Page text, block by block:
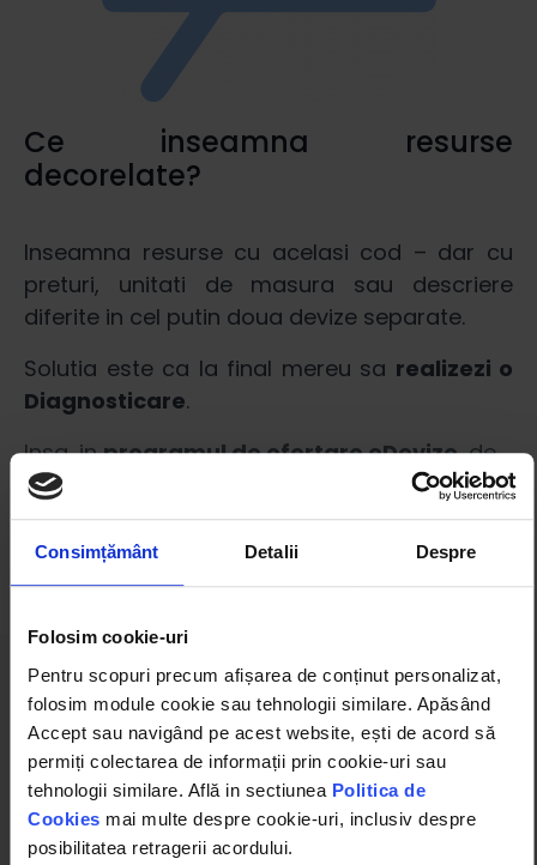
Consimțământ Detalii Despre
Folosim cookie-uri
Pentru scopuri precum afișarea de conținut personalizat,
folosim module cookie sau tehnologii similare. Apăsând
Accept sau navigând pe acest website, ești de acord să
permiți colectarea de informații prin cookie-uri sau
tehnologii similare. Află in sectiunea Politica de
Cookies mai multe despre cookie-uri, inclusiv despre
posibilitatea retragerii acordului.
Ce inseamna resurse
decorelate?
Inseamna resurse cu acelasi cod – dar cu
preturi, unitati de masura sau descriere
diferite in cel putin doua devize separate.
Solutia este ca la final mereu sa realizezi o
Diagnosticare.
Insa, inprogramul de ofertare eDevize, de
fiecare data cand exporti formularele esti
atentionat atunci cand ai resurse decorelate.
3
Exista cantitati negative in deviz